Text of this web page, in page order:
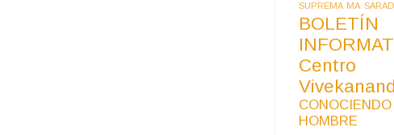
SUPREMA MA
BOLETÍN
Centro
HOMBRE